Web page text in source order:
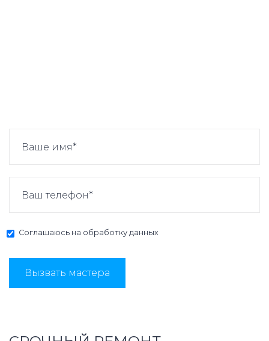
Соглашаюсь на обработку данных
Вызвать мастера